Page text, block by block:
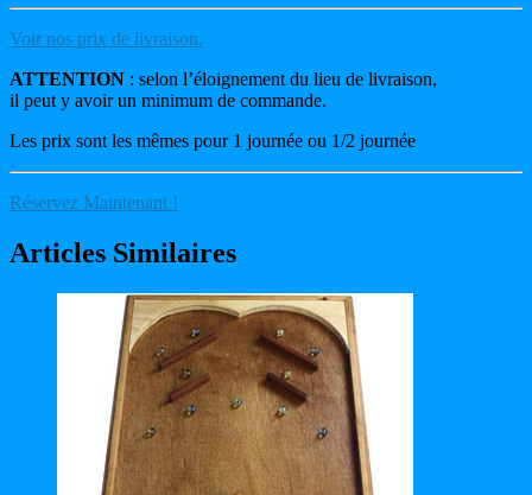
Voir nos prix de livraison.
ATTENTION : selon l’éloignement du lieu de livraison,
il peut y avoir un minimum de commande.
Les prix sont les mêmes pour 1 journée ou 1/2 journée
Réservez Maintenant !
Articles Similaires